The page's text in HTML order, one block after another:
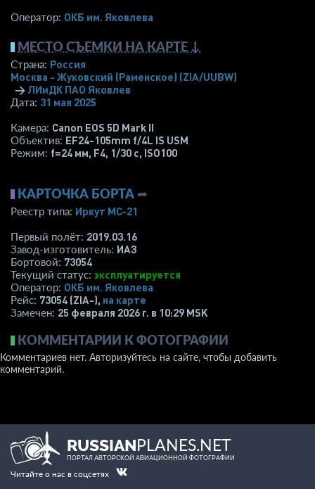
Оператор: ОКБ им. Яковлева
МЕСТО СЪЕМКИ НА КАРТЕ ↓
Страна: Россия
Москва - Жуковский (Раменское) (ZIA/UUBW)
→ ЛИиДК ПАО Яковлев
Дата: 31 мая 2025
Камера: Canon EOS 5D Mark II
Объектив: EF24-105mm f/4L IS USM
Режим: f=24 мм, F4, 1/30 с, ISO100
КАРТОЧКА БОРТА ➦
Реестр типа: Иркут МС-21
Первый полёт: 2019.03.16
Завод-изготовитель: ИАЗ
Бортовой: 73054
Текущий статус: эксплуатируется
Оператор: ОКБ им. Яковлева
Рейс: 73054 (ZIA-), на карте
Замечен: 25 февраля 2026 г. в 10:29 MSK
КОММЕНТАРИИ К ФОТОГРАФИИ
Комментариев нет. Авторизуйтесь на сайте, чтобы добавить
комментарий.
RUSSIANPLANES.NET
ПОРТАЛ АВТОРСКОЙ АВИАЦИОННОЙ ФОТОГРАФИИ
Читайте о нас в соцсетях